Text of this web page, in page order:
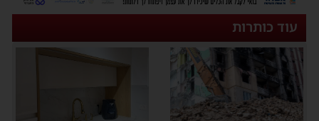
עוד כותרות